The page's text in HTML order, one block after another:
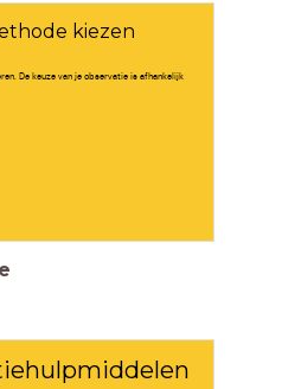
kiezen
De keuze van je observatie is afhankelijk